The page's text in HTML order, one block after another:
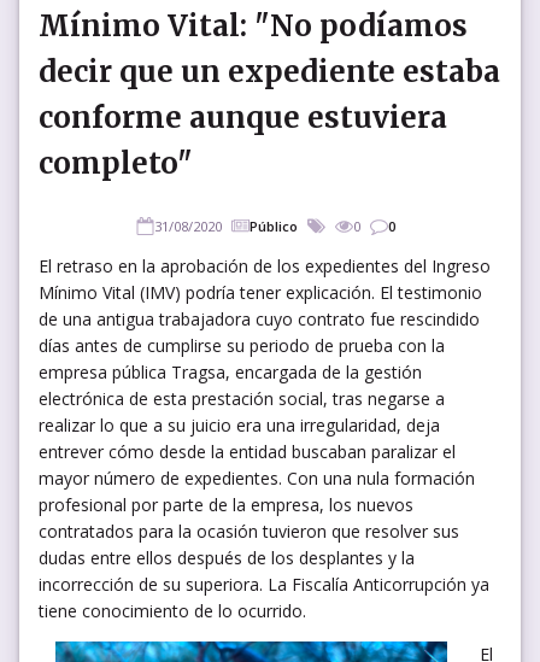
Mínimo Vital: "No podíamos
decir que un expediente estaba
conforme aunque estuviera
completo"
31/08/2020 Público 0 0
El retraso en la aprobación de los expedientes del Ingreso
Mínimo Vital (IMV) podría tener explicación. El testimonio
de una antigua trabajadora cuyo contrato fue rescindido
días antes de cumplirse su periodo de prueba con la
empresa pública Tragsa, encargada de la gestión
electrónica de esta prestación social, tras negarse a
realizar lo que a su juicio era una irregularidad, deja
entrever cómo desde la entidad buscaban paralizar el
mayor número de expedientes. Con una nula formación
profesional por parte de la empresa, los nuevos
contratados para la ocasión tuvieron que resolver sus
dudas entre ellos después de los desplantes y la
incorrección de su superiora. La Fiscalía Anticorrupción ya
tiene conocimiento de lo ocurrido.
El